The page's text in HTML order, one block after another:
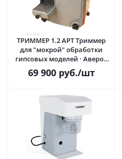
ТРИММЕР 1.2 АРТ Триммер
для "мокрой" обработки
гипсовых моделей · Аверон
(ВЕГА-ПРО) Россия
69 900руб./шт